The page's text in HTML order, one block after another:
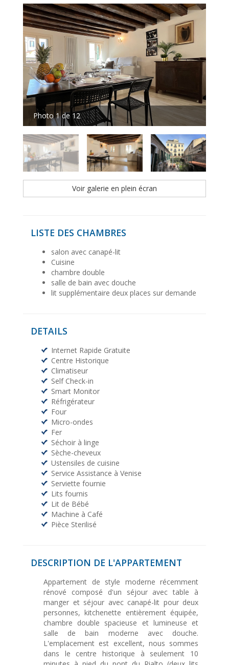
Photo 1 de 12
Voir galerie en plein écran
LISTE DES CHAMBRES
salon avec canapé-lit
Cuisine
chambre double
salle de bain avec douche
lit supplémentaire deux places sur demande
DETAILS
Internet Rapide Gratuite
Centre Historique
Climatiseur
Self Check-in
Smart Monitor
Réfrigérateur
Four
Micro-ondes
Fer
Séchoir à linge
Sèche-cheveux
Ustensiles de cuisine
Service Assistance à Venise
Serviette fournie
Lits fournis
Lit de Bébé
Machine à Café
Pièce Sterilisé
DESCRIPTION DE L'APPARTEMENT
Appartement de style moderne récemment
rénové composé d'un séjour avec table à
manger et séjour avec canapé-lit pour deux
personnes, kitchenette entièrement équipée,
chambre double spacieuse et lumineuse et
salle de bain moderne avec douche.
L'emplacement est excellent, nous sommes
dans le centre historique à seulement 10